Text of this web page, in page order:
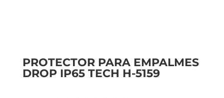
PROTECTOR PARA EMPALMES
DROP IP65 TECH H-5159